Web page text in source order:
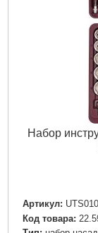
Набор
Артикул:
Код товара: